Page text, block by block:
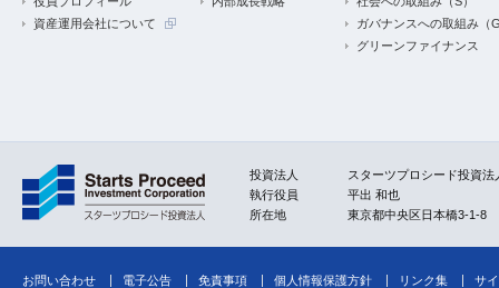
資産運用会社について
ガバナンスへの取組み（
グリーンファイナンス
投資法人
スターツプロシード投資法
執行役員
平出 和也
所在地
東京都中央区日本橋3-1-8
お問い合わせ 電子公告 免責事項 個人情報保護方針 リンク集 サ